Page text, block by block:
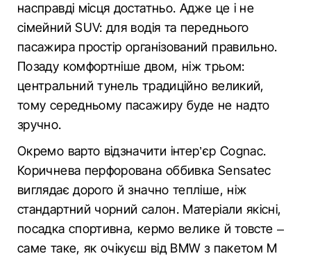
насправді місця достатньо. Адже це і не
сімейний SUV: для водія та переднього
пасажира простір організований правильно.
Позаду комфортніше двом, ніж трьом:
центральний тунель традиційно великий,
тому середньому пасажиру буде не надто
зручно.
Окремо варто відзначити інтер’єр Cognac.
Коричнева перфорована оббивка Sensatec
виглядає дорого й значно тепліше, ніж
стандартний чорний салон. Матеріали якісні,
посадка спортивна, кермо велике й товсте –
саме таке, як очікуєш від BMW з пакетом M